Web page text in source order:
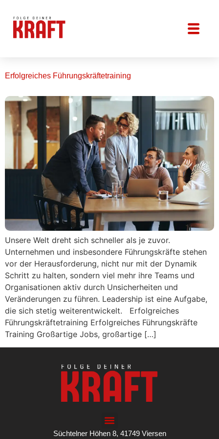
Erfolgreiches Führungskräftetraining
Unsere Welt dreht sich schneller als je zuvor.
Unternehmen und insbesondere Führungskräfte stehen
vor der Herausforderung, nicht nur mit der Dynamik
Schritt zu halten, sondern viel mehr ihre Teams und
Organisationen aktiv durch Unsicherheiten und
Veränderungen zu führen. Leadership ist eine Aufgabe,
die sich stetig weiterentwickelt. Erfolgreiches
Führungskräftetraining Erfolgreiches Führungskräfte
Training Großartige Jobs, großartige […]
Süchtelner Höhen 8, 41749 Viersen